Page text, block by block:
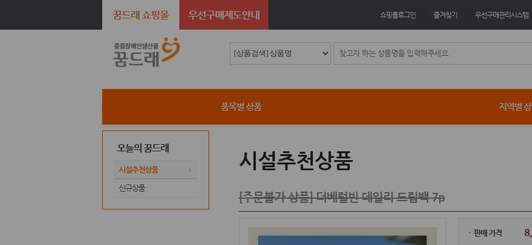
꿈드래 쇼핑몰 우선구매제도안내 쇼핑몰로그인 즐겨찾기 우선구매관리시스템
품목별 상품 지역별
오늘의 꿈드래
시설추천상품
신규상품
시설추천상품
[주문불가 상품] 더베럴빈 데일리 드립백 7p
판매 가격